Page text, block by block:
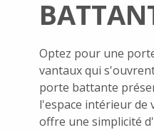
Optez pour une
vantaux qui
porte battante
l'espace intérieur de
offre une simplicité